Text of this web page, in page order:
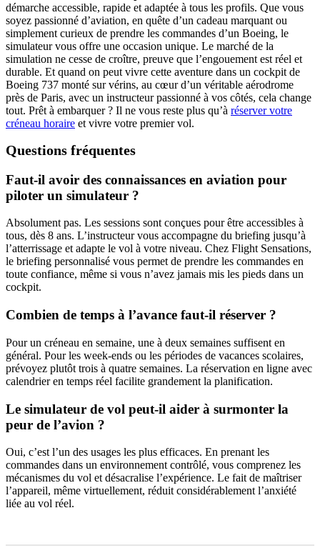
démarche accessible, rapide et adaptée à tous les profils. Que vous
soyez passionné d’aviation, en quête d’un cadeau marquant ou
simplement curieux de prendre les commandes d’un Boeing, le
simulateur vous offre une occasion unique. Le marché de la
simulation ne cesse de croître, preuve que l’engouement est réel et
durable. Et quand on peut vivre cette aventure dans un cockpit de
Boeing 737 monté sur vérins, au cœur d’un véritable aérodrome
près de Paris, avec un instructeur passionné à vos côtés, cela change
tout. Prêt à embarquer ? Il ne vous reste plus qu’à réserver votre
créneau horaire et vivre votre premier vol.
Questions fréquentes
Faut-il avoir des connaissances en aviation pour
piloter un simulateur ?
Absolument pas. Les sessions sont conçues pour être accessibles à
tous, dès 8 ans. L’instructeur vous accompagne du briefing jusqu’à
l’atterrissage et adapte le vol à votre niveau. Chez Flight Sensations,
le briefing personnalisé vous permet de prendre les commandes en
toute confiance, même si vous n’avez jamais mis les pieds dans un
cockpit.
Combien de temps à l’avance faut-il réserver ?
Pour un créneau en semaine, une à deux semaines suffisent en
général. Pour les week-ends ou les périodes de vacances scolaires,
prévoyez plutôt trois à quatre semaines. La réservation en ligne avec
calendrier en temps réel facilite grandement la planification.
Le simulateur de vol peut-il aider à surmonter la
peur de l’avion ?
Oui, c’est l’un des usages les plus efficaces. En prenant les
commandes dans un environnement contrôlé, vous comprenez les
mécanismes du vol et désacralise l’expérience. Le fait de maîtriser
l’appareil, même virtuellement, réduit considérablement l’anxiété
liée au vol réel.